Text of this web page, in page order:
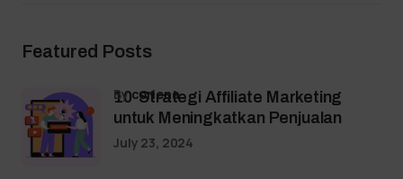
Featured Posts
10 Strategi Affiliate Marketing
untuk Meningkatkan Penjualan
bycoriena
July 23, 2024